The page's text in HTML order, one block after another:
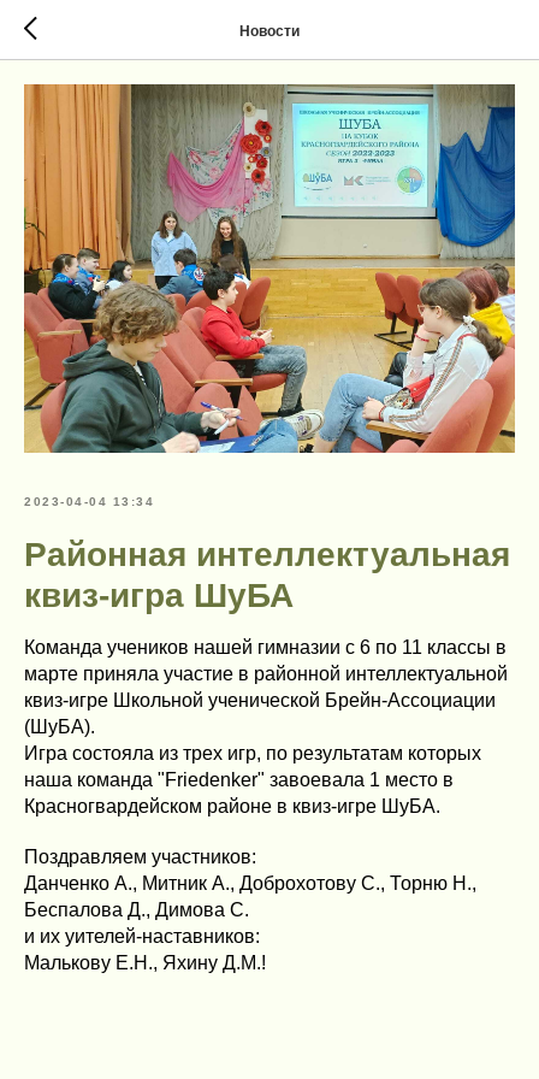
Новости
2023-04-04 13:34
Районная интеллектуальная
квиз-игра ШуБА
Команда учеников нашей гимназии с 6 по 11 классы в
марте приняла участие в районной интеллектуальной
квиз-игре Школьной ученической Брейн-Ассоциации
(ШуБА).
Игра состояла из трех игр, по результатам которых
наша команда "Friedenker" завоевала 1 место в
Красногвардейском районе в квиз-игре ШуБА.
Поздравляем участников:
Данченко А., Митник А., Доброхотову С., Торню Н.,
Беспалова Д., Димова С.
и их уителей-наставников:
Малькову Е.Н., Яхину Д.М.!